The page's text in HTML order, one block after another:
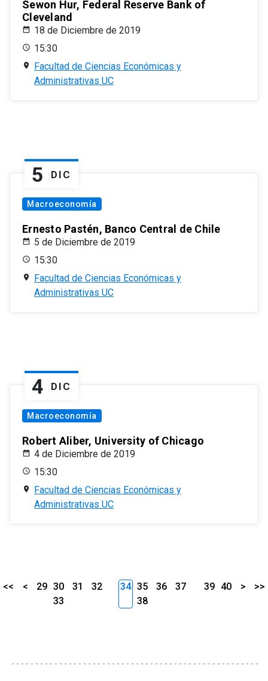
Sewon Hur, Federal Reserve Bank of
Cleveland
18 de Diciembre de 2019
15:30
Facultad de Ciencias Económicas y
Administrativas UC
5 DIC
Macroeconomía
Ernesto Pastén, Banco Central de Chile
5 de Diciembre de 2019
15:30
Facultad de Ciencias Económicas y
Administrativas UC
4 DIC
Macroeconomía
Robert Aliber, University of Chicago
4 de Diciembre de 2019
15:30
Facultad de Ciencias Económicas y
Administrativas UC
<< < 29 30 31
32
33
34 35 36
37
38
39 40 > >>